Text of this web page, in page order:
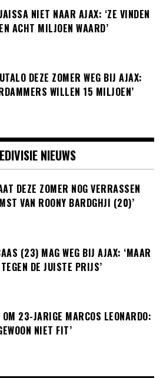
NIET NAAR AJAX: ‘ZE VINDEN
ACHT MILJOEN WAARD’
DEZE ZOMER WEG BIJ AJAX:
WILLEN 15 MILJOEN’
NIEUWS
DEZE ZOMER NOG VERRASSEN
VAN ROONY BARDGHJI (20)’
(23) MAG WEG BIJ AJAX: ‘MAAR
DE JUISTE PRIJS’
OM 23-JARIGE MARCOS LEONARDO:
NIET FIT’